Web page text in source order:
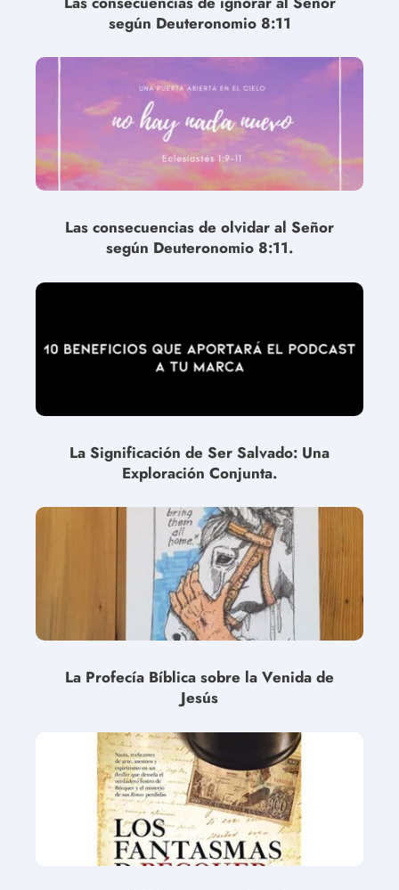
según Deuteronomio 8:11
Las consecuencias de olvidar al Señor
según Deuteronomio 8:11.
La Significación de Ser Salvado: Una
Exploración Conjunta.
La Profecía Bíblica sobre la Venida de
Jesús